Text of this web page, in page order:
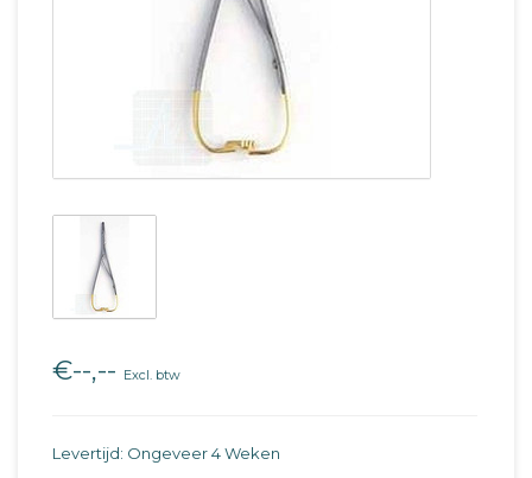
€--,-- Excl. btw
Levertijd: Ongeveer 4 Weken